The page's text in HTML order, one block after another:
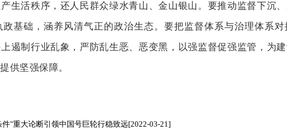
生活秩序，还人民群众绿水青山、金山银山。要推动监督下沉
基础，涵养风清气正的政治生态。要把监督体系与治理体系
遏制行业乱象，严防乱生恶、恶变黑，以强监督促强监管，为建
供坚强保障。
"重大论断引领中国号巨轮行稳致远[2022-03-21]